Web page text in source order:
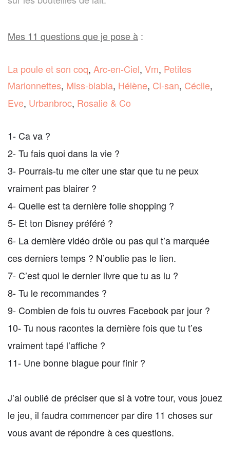
Mes 11 questions que je pose à :
La poule et son coq, Arc-en-Ciel, Vm, Petites
Marionnettes, Miss-blabla, Hélène, Ci-san, Cécile,
Eve, Urbanbroc, Rosalie & Co
1- Ca va ?
2- Tu fais quoi dans la vie ?
3- Pourrais-tu me citer une star que tu ne peux
vraiment pas blairer ?
4- Quelle est ta dernière folie shopping ?
5- Et ton Disney préféré ?
6- La dernière vidéo drôle ou pas qui t’a marquée
ces derniers temps ? N’oublie pas le lien.
7- C’est quoi le dernier livre que tu as lu ?
8- Tu le recommandes ?
9- Combien de fois tu ouvres Facebook par jour ?
10- Tu nous racontes la dernière fois que tu t’es
vraiment tapé l’affiche ?
11- Une bonne blague pour finir ?
J’ai oublié de préciser que si à votre tour, vous jouez
le jeu, il faudra commencer par dire 11 choses sur
vous avant de répondre à ces questions.